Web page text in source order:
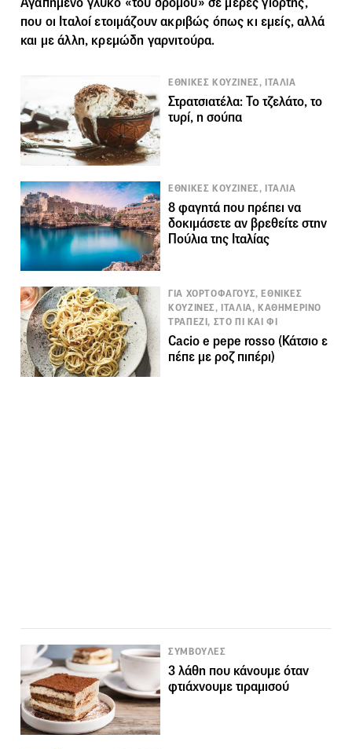
που οι Ιταλοί ετοιμάζουν ακριβώς όπως κι εμείς, αλλά
και με άλλη, κρεμώδη γαρνιτούρα.
ΕΘΝΙΚΕΣ ΚΟΥΖΙΝΕΣ, ΙΤΑΛΙΑ
Στρατσιατέλα: Το τζελάτο, το
τυρί, η σούπα
ΕΘΝΙΚΕΣ ΚΟΥΖΙΝΕΣ, ΙΤΑΛΙΑ
8 φαγητά που πρέπει να
δοκιμάσετε αν βρεθείτε στην
Πούλια της Ιταλίας
ΓΙΑ ΧΟΡΤΟΦΑΓΟΥΣ, ΕΘΝΙΚΕΣ
ΚΟΥΖΙΝΕΣ, ΙΤΑΛΙΑ, ΚΑΘΗΜΕΡΙΝΟ
ΤΡΑΠΕΖΙ, ΣΤΟ ΠΙ ΚΑΙ ΦΙ
Cacio e pepe rosso (Κάτσιο ε
πέπε με ροζ πιπέρι)
ΣΥΜΒΟΥΛΕΣ
3 λάθη που κάνουμε όταν
φτιάχνουμε τιραμισού